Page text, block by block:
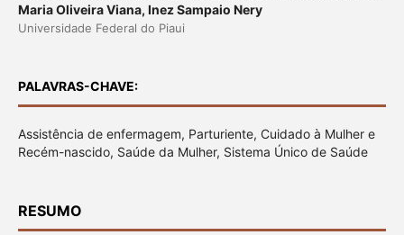
Maria Oliveira Viana, Inez Sampaio Nery
Universidade Federal do Piaui
PALAVRAS-CHAVE:
Assistência de enfermagem, Parturiente, Cuidado à Mulher e
Recém-nascido, Saúde da Mulher, Sistema Único de Saúde
RESUMO